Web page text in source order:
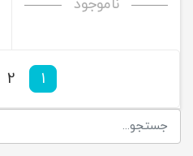
ناموجود
1
2